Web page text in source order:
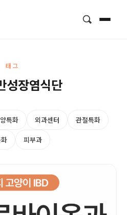
태그
성장염식단
특화 외과센터 관절특화
피부과